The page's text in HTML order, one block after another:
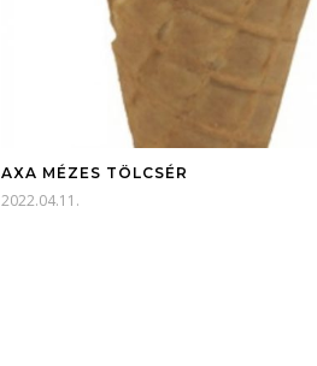
AXA MÉZES TÖLCSÉR
2022.04.11.